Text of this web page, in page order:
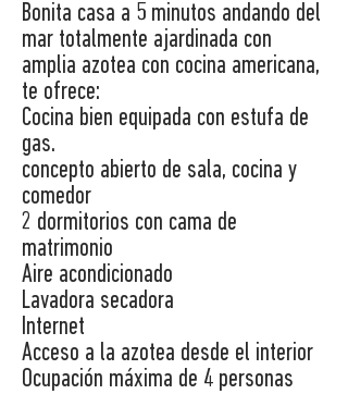
Bonita casa a 5 minutos andando del
mar totalmente ajardinada con
amplia azotea con cocina americana,
te ofrece:
Cocina bien equipada con estufa de
gas.
concepto abierto de sala, cocina y
comedor
2 dormitorios con cama de
matrimonio
Aire acondicionado
Lavadora secadora
Internet
Acceso a la azotea desde el interior
Ocupación máxima de 4 personas